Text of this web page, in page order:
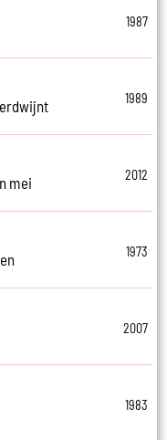
1987
1989
mei
2012
1973
2007
1983